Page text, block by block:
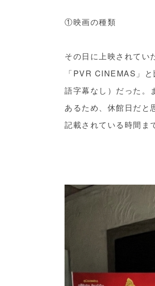
①映画の種類
その日に上映されてい
「PVR CINEMAS」
語字幕なし）だった。
あるため、休館日だと
記載されている時間ま